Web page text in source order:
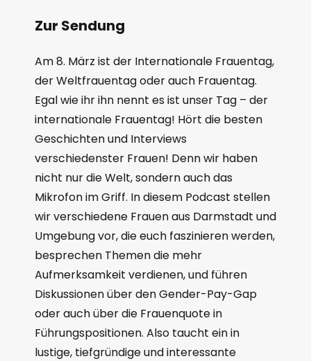
Zur Sendung
Am 8. März ist der Internationale Frauentag,
der Weltfrauentag oder auch Frauentag.
Egal wie ihr ihn nennt es ist unser Tag – der
internationale Frauentag! Hört die besten
Geschichten und Interviews
verschiedenster Frauen! Denn wir haben
nicht nur die Welt, sondern auch das
Mikrofon im Griff. In diesem Podcast stellen
wir verschiedene Frauen aus Darmstadt und
Umgebung vor, die euch faszinieren werden,
besprechen Themen die mehr
Aufmerksamkeit verdienen, und führen
Diskussionen über den Gender-Pay-Gap
oder auch über die Frauenquote in
Führungspositionen. Also taucht ein in
lustige, tiefgründige und interessante